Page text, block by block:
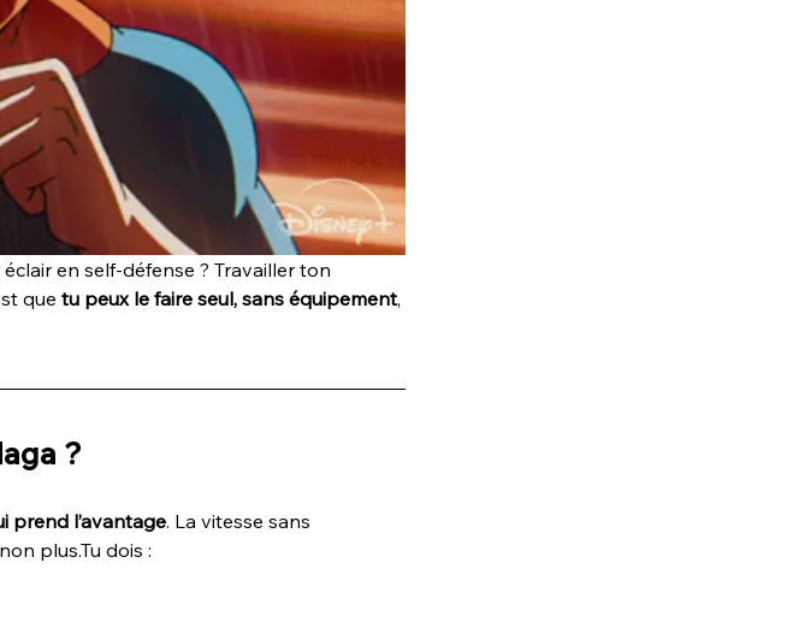
en self-défense ? Travailler ton
que tu peux le faire seul, sans équipement,
?
prend l’avantage. La vitesse sans
plus.Tu dois :